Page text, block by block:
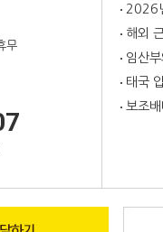
무
2026
해외
임산
태국
보조